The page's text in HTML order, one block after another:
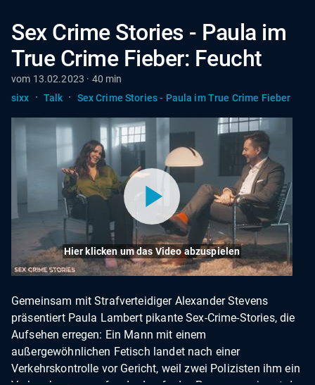
Sex Crime Stories - Paula im
True Crime Fieber: Feucht
vom 13.02.2023 · 40 min
sixx
· Talk · Sex Crime Stories - Paula im True Crime Fieber
Hier klicken um das Video abzuspielen
Gemeinsam mit Strafverteidiger Alexander Stevens
präsentiert Paula Lambert pikante Sex-Crime-Stories, die
Aufsehen erregen: Ein Mann mit einem
außergewöhnlichen Fetisch landet nach einer
Verkehrskontrolle vor Gericht, weil zwei Polizisten ihm ein